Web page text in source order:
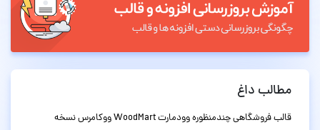
مطالب داغ
قالب فروشگاهی چندمنظوره وودمارت WoodMart ووکامرس نسخه